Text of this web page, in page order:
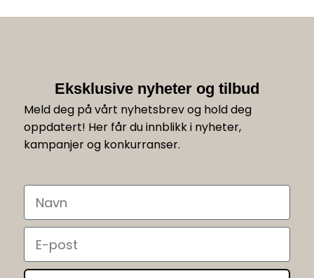
Eksklusive nyheter og tilbud
Meld deg på vårt nyhetsbrev og hold deg
oppdatert! Her får du innblikk i nyheter,
kampanjer og konkurranser.
Navn
Email